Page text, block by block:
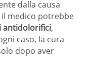
dalla causa
medico potrebbe
antidolorifici,
caso, la cura
dopo aver